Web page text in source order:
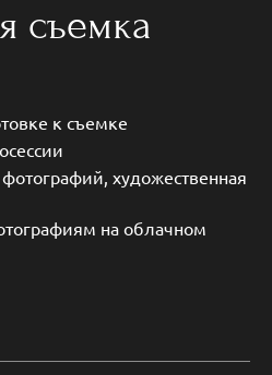
съемка
к съемке
художественная
на облачном